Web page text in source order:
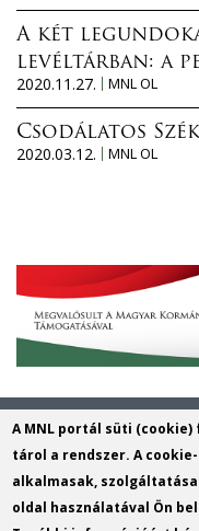
A két
levéltárban: a
2020.11.27.
MNL OL
Csodálatos
2020.03.12.
MNL OL
A MNL portál süti
tárol a rendszer. A
alkalmasak,
oldal használatával Ön